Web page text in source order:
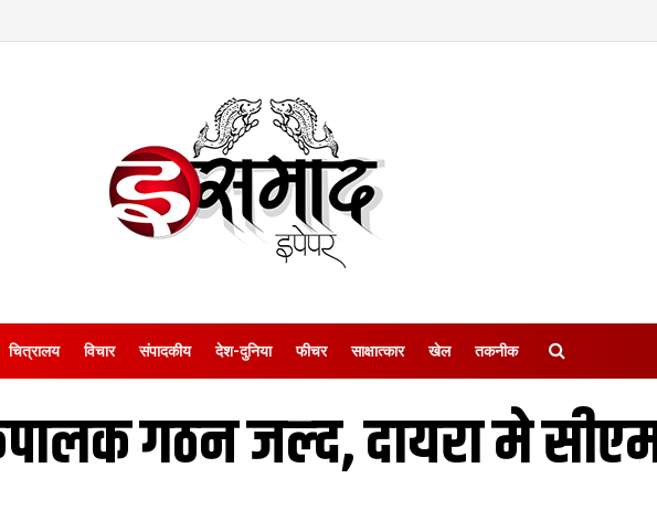
चित्रालय विचार संपादकीय देश-दुनिया फीचर साक्षात्‍कार खेल तकनीक
गठन जल्‍द, दायरा मे